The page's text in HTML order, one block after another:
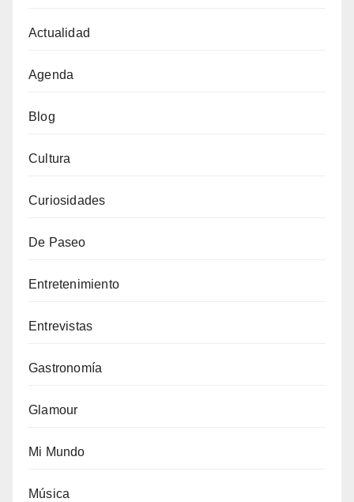
Actualidad
Agenda
Blog
Cultura
Curiosidades
De Paseo
Entretenimiento
Entrevistas
Gastronomía
Glamour
Mi Mundo
Música